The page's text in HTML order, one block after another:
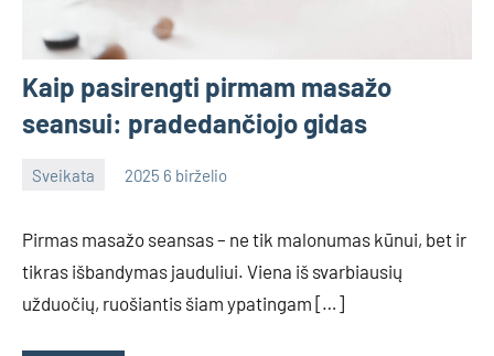
Kaip pasirengti pirmam masažo
seansui: pradedančiojo gidas
Sveikata 2025 6 birželio
Pirmas masažo seansas – ne tik malonumas kūnui, bet ir
tikras išbandymas jauduliui. Viena iš svarbiausių
užduočių, ruošiantis šiam ypatingam […]